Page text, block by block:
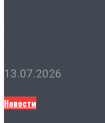
13.07.2026
Новости